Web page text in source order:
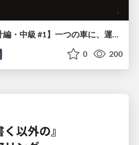
【やさしく解説 設計編・中級 #1】一つの車に、運転手は一人 ～ある倉庫システムの事例から～
0 200